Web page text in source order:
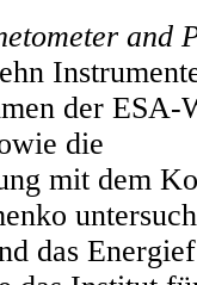
and
der ESA-
die
mit dem
das